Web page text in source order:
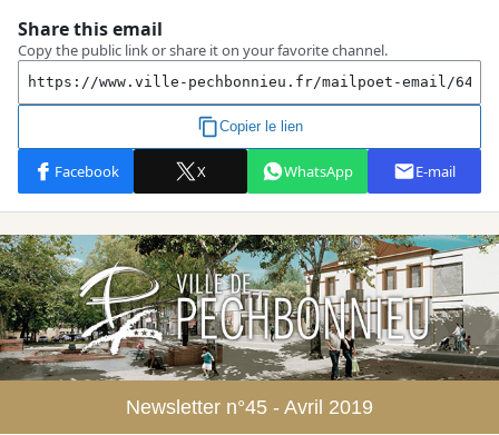
Newsletter n°45 - Avril 2019